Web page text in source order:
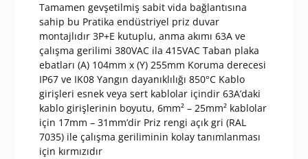
Tamamen gevşetilmiş sabit vida bağlantısına
sahip bu Pratika endüstriyel priz duvar
montajlıdır 3P+E kutuplu, anma akımı 63A ve
çalışma gerilimi 380VAC ila 415VAC Taban plaka
ebatları (A) 104mm x (Y) 255mm Koruma derecesi
IP67 ve IK08 Yangın dayanıklılığı 850°C Kablo
girişleri esnek veya sert kablolar içindir 63A’daki
kablo girişlerinin boyutu, 6mm² – 25mm² kablolar
için 17mm – 31mm’dir Priz rengi açık gri (RAL
7035) ile çalışma geriliminin kolay tanımlanması
için kırmızıdır